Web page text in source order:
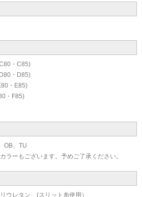
・C85)
・D85)
・E85)
・F85)
OB、TU
ラーもございます。予めご了承ください。
ウレタン、(スリット糸使用）